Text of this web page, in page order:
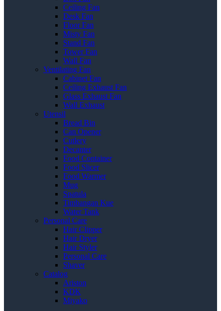
Ceiling Fan
Desk Fan
Floor Fan
Misty Fan
Stand Fan
Tower Fan
Wall Fan
Ventilating Fan
Cabinet Fan
Ceiling Exhaust Fan
Glass Exhaust Fan
Wall Exhaust
Utensil
Bread Bin
Can Opener
Cutlery
Decanter
Food Container
Food Slicer
Food Warmer
Mug
Spatula
Timbangan Kue
Water Tank
Personal Care
Hair Clipper
Hair Dryer
Hair Styler
Personal Care
Shaver
Catalog
Ariston
KDK
Miyako